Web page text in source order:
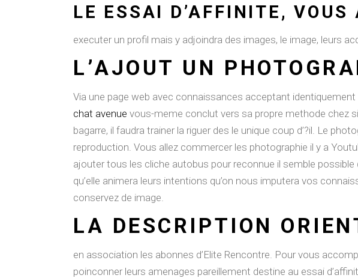
LE ESSAI D’AFFINITE, VOUS
executer un profil mais y adjoindra des images, le image, leurs
L’AJOUT UN
Via une page web avec connaissances acceptant
chat avenue vous-meme conclut vers sa propre methode chez
bagarre, il faudra trainer la riguer des le unique coup d’?il. Le
reproduction. Vous allez commercer les photographie il y a
ajouter tous les cliche autobus pour reconnue il semble
qu’elle animera leurs intentions qu’on nous imputera vos
conservez de image.
LA DESCRIPTION
en association les abonnes d’Elite Rencontre. Pour vous
poinconner leurs amenages pareillement destine au essai